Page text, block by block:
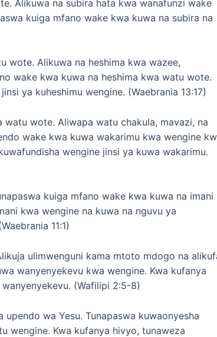
Alikuwa na subira hata kwa wanafunzi wake
kuiga mfano wake kwa kuwa na subira na
wote. Alikuwa na heshima kwa wazee,
wake kwa kuwa na heshima kwa watu wote.
ya kuheshimu wengine. (Waebrania 13:17)
watu wote. Aliwapa watu chakula, mavazi, na
wake kwa kuwa wakarimu kwa wengine
wengine jinsi ya kuwa wakarimu.
kuiga mfano wake kwa kuwa na imani
kwa wengine na kuwa na nguvu ya
11:1)
ulimwenguni kama mtoto mdogo na
wanyenyekevu kwa wengine. Kwa kufanya
(Wafilipi 2:5-8)
upendo wa Yesu. Tunapaswa kuwaonyesha
wengine. Kwa kufanya hivyo, tunaweza